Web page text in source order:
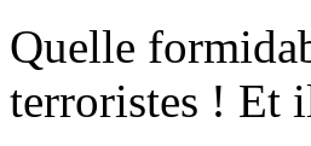
Quelle
terroristes ! Et